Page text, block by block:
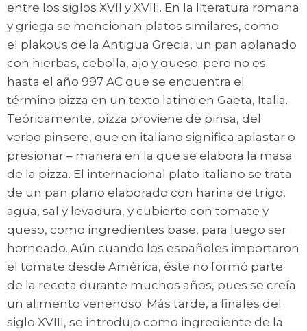
entre los siglos XVII y XVIII. En la literatura romana
y griega se mencionan platos similares, como
el plakous de la Antigua Grecia, un pan aplanado
con hierbas, cebolla, ajo y queso; pero no es
hasta el año 997 AC que se encuentra el
término pizza en un texto latino en Gaeta, Italia.
Teóricamente, pizza proviene de pinsa, del
verbo pinsere, que en italiano significa aplastar o
presionar – manera en la que se elabora la masa
de la pizza. El internacional plato italiano se trata
de un pan plano elaborado con harina de trigo,
agua, sal y levadura, y cubierto con tomate y
queso, como ingredientes base, para luego ser
horneado. Aún cuando los españoles importaron
el tomate desde América, éste no formó parte
de la receta durante muchos años, pues se creía
un alimento venenoso. Más tarde, a finales del
siglo XVIII, se introdujo como ingrediente de la